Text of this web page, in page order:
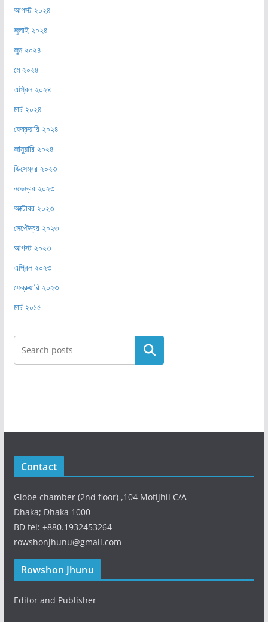
আগস্ট ২০২৪
জুলাই ২০২৪
জুন ২০২৪
মে ২০২৪
এপ্রিল ২০২৪
মার্চ ২০২৪
ফেব্রুয়ারি ২০২৪
জানুয়ারি ২০২৪
ডিসেম্বর ২০২৩
নভেম্বর ২০২৩
অক্টোবর ২০২৩
সেপ্টেম্বর ২০২৩
আগস্ট ২০২৩
এপ্রিল ২০২৩
ফেব্রুয়ারি ২০২৩
মার্চ ২০১৫
Search
Contact
Globe chamber (2nd floor) ,104 Motijhil C/A
Dhaka; Dhaka 1000
BD tel: +880.1932453264
rowshonjhunu@gmail.com
Rowshon Jhunu
Editor and Publisher